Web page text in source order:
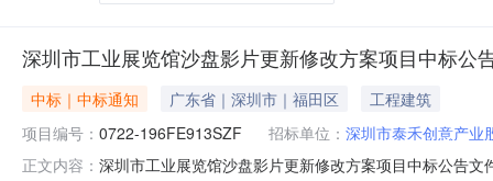
深圳市工业展览馆沙盘影片更新修改方案项目中标公
中标｜中标通知 广东省｜深圳市｜福田区
工程建筑
项目编号： 0722-196FE913SZF 招标单位： 深圳市泰禾创意产业
正文内容： 深圳市工业展览馆沙盘影片更新修改方案项目中标公告